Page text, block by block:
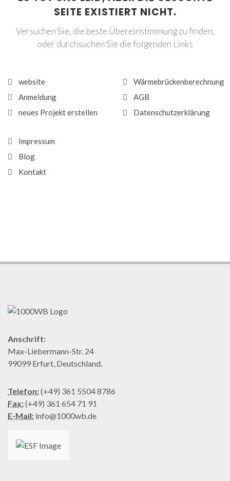
SEITE EXISTIERT NICHT.
Versuchen Sie, die beste Übereinstimmung zu finden,
oder durchsuchen Sie die folgenden Links
website
Anmeldung
neues Projekt erstellen
Wärmebrückenberechnung
AGB
Datenschutzerklärung
Impressum
Blog
Kontakt
Anschrift:
Max-Liebermann-Str. 24
99099 Erfurt, Deutschland.
Telefon:(+49) 361 5504 8786
Fax:(+49) 361 654 71 91
E-Mail: info@1000wb.de